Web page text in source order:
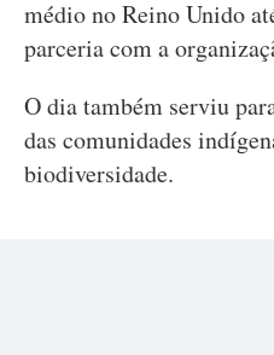
médio no Reino Unido
parceria com a
O dia também serviu
das comunidades
biodiversidade.